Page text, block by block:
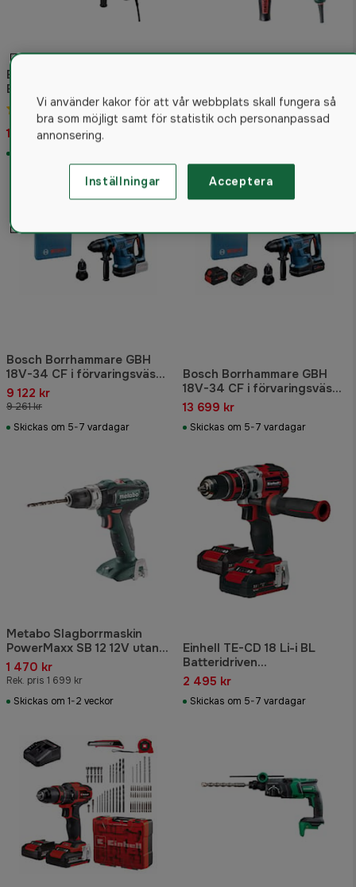
Bosch GBH 5-40 Dce
Borrhammare
5.0(1)
10 016 kr
Metabo SBE 850-2
Slagborrmaskin
Bosch Borrhammare GBH
18V-34 CF i förvaringsväska
utan batteri & laddare
9 122 kr
9 261 kr
Skickas om 5-7 vardagar
2%
Bosch Borrhammare GBH
18V-34 CF i förvaringsväska
med 2x8,0Ah ProCORE
batteri & laddare GAL1880
CV
13 699 kr
Skickas om 5-7 vardagar
Metabo Slagborrmaskin
PowerMaxx SB 12 12V utan
batteri & laddare
1 470 kr
Rek. pris 1 699 kr
Skickas om 1-2 veckor
Einhell TE-CD 18 Li-i BL
Batteridriven
Slagborrmaskin/Skruvdraga
2 495 kr
Skickas om 5-7 vardagar
Vi använder kakor för att vår webbplats skall fungera så
bra som möjligt samt för statistik och personanpassad
annonsering.
Inställningar Acceptera